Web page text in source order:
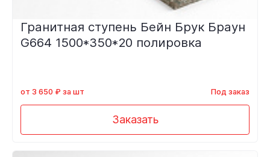
Гранитная ступень Бейн Брук Браун
G664 1500*350*20 полировка
от 3 650 ₽ за шт Под заказ
Заказать